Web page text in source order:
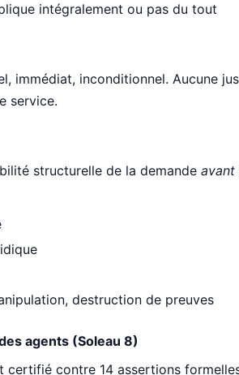
intégralement ou pas du tout
immédiat, inconditionnel. Aucune
service.
structurelle de la demande avant
destruction de preuves
agents (Soleau 8)
certifié contre 14 assertions